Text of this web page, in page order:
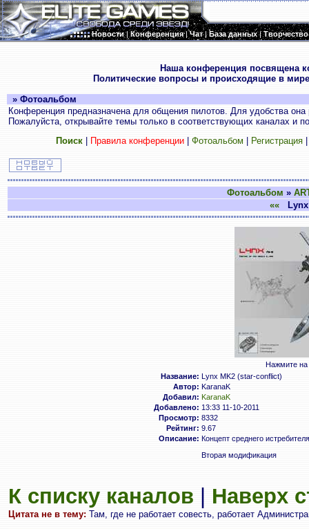
Новости|Конференция|Чат|База данных|Творчество
Наша конференция посвящена
Политические вопросы и происходящие в
» Фотоальбом
Конференция предназначена для общения пилотов. Для удобства
Пожалуйста, открывайте темы только в соответствующих каналах и
Поиск| Правила конференции| Фотоальбом Регистрация
Фотоальбом »
«« Lynx
Нажмите на
Название: Lynx MK2 (star-conflict)
Автор: KaranaK
Добавил: KaranaK
Добавлено: 13:33 11-10-2011
Просмотр: 8332
Рейтинг: 9.67
Описание: Концепт среднего
Вторая модификация
К списку каналов Наверх
Цитата не в тему: Там, где не работает совесть, работает